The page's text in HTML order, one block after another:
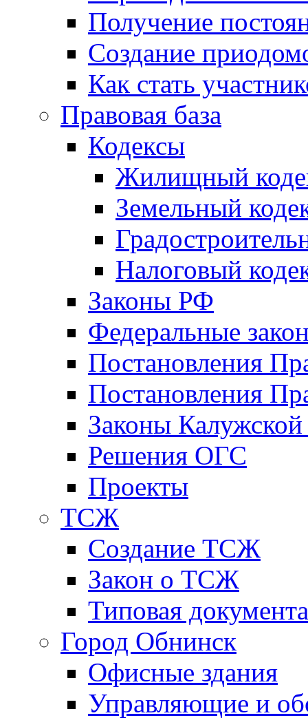
Получение
Создание
Как стать
Правовая база
Кодексы
Жилищный
Земельный
Налоговый
Законы РФ
Федеральные
Постановления
Постановления
Законы Калужской
Решения ОГС
Проекты
ТСЖ
Создание ТСЖ
Закон о ТСЖ
Типовая
Город Обнинск
Офисные здания
Управляющие и